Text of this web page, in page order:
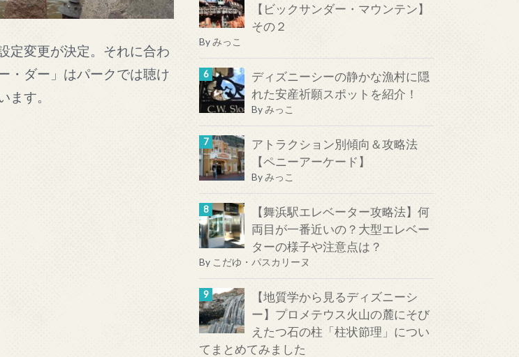
定変更が決定。それに合わ
・ダー」はパークでは聴け
す。
【ビックサンダー・マウンテン】
その２
Byみっこ
ディズニーシーの静かな漁村に隠
れた安産祈願スポットを紹介！
Byみっこ
アトラクション別傾向＆攻略法
【ペニーアーケード】
Byみっこ
【舞浜駅エレベーター攻略法】何
両目が一番近いの？大型エレベー
ターの様子や注意点は？
By こだゆ・パスカリーヌ
【地質学から見るディズニーシ
ー】プロメテウス火山の麓にそび
えたつ石の柱「柱状節理」につい
てまとめてみました